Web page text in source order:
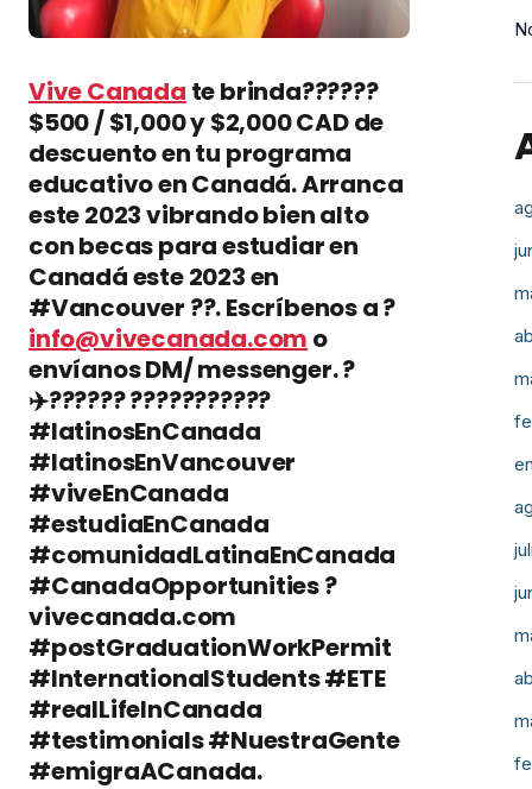
Vive Canada te brinda??????
$500 / $1,000 y $2,000 CAD de
descuento en tu programa
educativo en Canadá. Arranca
este 2023 vibrando bien alto
con becas para estudiar en
Canadá este 2023 en
#Vancouver ??. Escríbenos a ?
info@vivecanada.com o
envíanos DM/ messenger. ?
✈️?????? ????‍???‍????
#latinosEnCanada
#latinosEnVancouver
#viveEnCanada
#estudiaEnCanada
#comunidadLatinaEnCanada
#CanadaOpportunities ?
vivecanada.com
#postGraduationWorkPermit
#InternationalStudents #ETE
#realLifeInCanada
#testimonials #NuestraGente
#emigraACanada.